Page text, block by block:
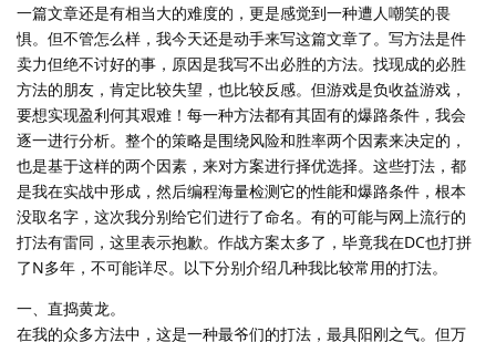
一篇文章还是有相当大的难度的，更是感觉到一种遭人嘲笑的畏
惧。但不管怎么样，我今天还是动手来写这篇文章了。写方法是件
卖力但绝不讨好的事，原因是我写不出必胜的方法。找现成的必胜
方法的朋友，肯定比较失望，也比较反感。但游戏是负收益游戏，
要想实现盈利何其艰难！每一种方法都有其固有的爆路条件，我会
逐一进行分析。整个的策略是围绕风险和胜率两个因素来决定的，
也是基于这样的两个因素，来对方案进行择优选择。这些打法，都
是我在实战中形成，然后编程海量检测它的性能和爆路条件，根本
没取名字，这次我分别给它们进行了命名。有的可能与网上流行的
打法有雷同，这里表示抱歉。作战方案太多了，毕竟我在DC也打拼
了N多年，不可能详尽。以下分别介绍几种我比较常用的打法。
一、直捣黄龙。
在我的众多方法中，这是一种最爷们的打法，最具阳刚之气。但万